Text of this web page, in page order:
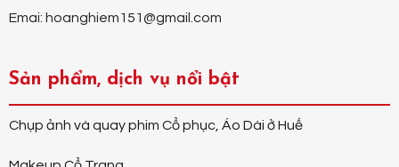
Emai: hoanghiem151@gmail.com
Sản phẩm, dịch vụ nổi bật
Chụp ảnh và quay phim Cổ phục, Áo Dài ở Huế